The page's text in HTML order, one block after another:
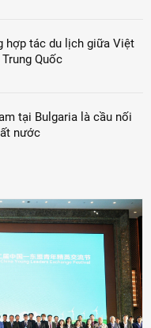
hợp tác du lịch giữa Việt
Quốc
tại Bulgaria là cầu nối
nước